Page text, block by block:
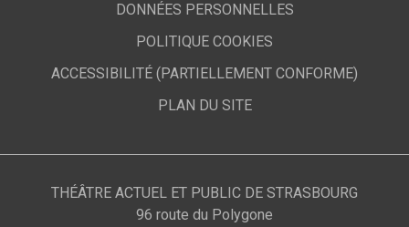
DONNÉES PERSONNELLES
POLITIQUE COOKIES
ACCESSIBILITÉ (PARTIELLEMENT CONFORME)
PLAN DU SITE
THÉÂTRE ACTUEL ET PUBLIC DE STRASBOURG
96 route du Polygone